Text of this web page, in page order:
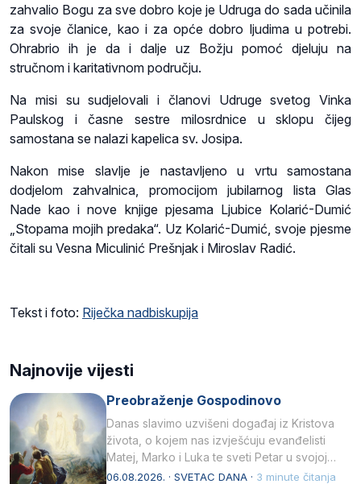
zahvalio Bogu za sve dobro koje je Udruga do sada učinila
za svoje članice, kao i za opće dobro ljudima u potrebi.
Ohrabrio ih je da i dalje uz Božju pomoć djeluju na
stručnom i karitativnom području.
Na misi su sudjelovali i članovi Udruge svetog Vinka
Paulskog i časne sestre milosrdnice u sklopu čijeg
samostana se nalazi kapelica sv. Josipa.
Nakon mise slavlje je nastavljeno u vrtu samostana
dodjelom zahvalnica, promocijom jubilarnog lista Glas
Nade kao i nove knjige pjesama Ljubice Kolarić-Dumić
„Stopama mojih predaka“. Uz Kolarić-Dumić, svoje pjesme
čitali su Vesna Miculinić Prešnjak i Miroslav Radić.
Tekst i foto: Riječka nadbiskupija
Najnovije vijesti
Preobraženje Gospodinovo
Danas slavimo uzvišeni događaj iz Kristova
života, o kojem nas izvješćuju evanđelisti
Matej, Marko i Luka te sveti Petar u svojoj
drugoj…
06.08.2026. · SVETAC DANA · 3 minute čitanja